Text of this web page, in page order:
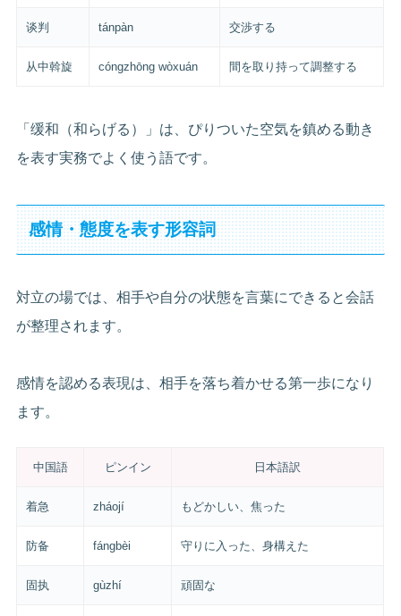
谈判 tánpàn 交渉する
从中斡旋 cóngzhōng wòxuán 間を取り持って調整する
「缓和（和らげる）」は、ぴりついた空気を鎮める動き
を表す実務でよく使う語です。
感情・態度を表す形容詞
対立の場では、相手や自分の状態を言葉にできると会話
が整理されます。
感情を認める表現は、相手を落ち着かせる第一歩になり
ます。
中国語 ピンイン 日本語訳
着急 zháojí もどかしい、焦った
防备 fángbèi 守りに入った、身構えた
固执 gùzhí 頑固な